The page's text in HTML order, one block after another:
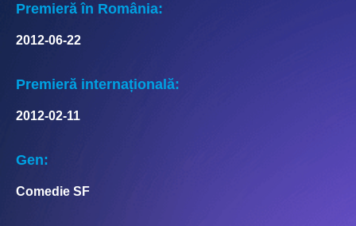
Premieră în România:
2012-06-22
Premieră internațională:
2012-02-11
Gen:
Comedie SF